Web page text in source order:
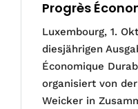
Progrès
Luxembourg, 1.
diesjährigen
Économique
organisiert von
Weicker in